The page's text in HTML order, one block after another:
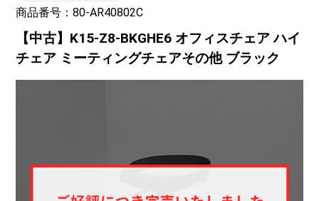
商品番号：80-AR40802C
【中古】K15-Z8-BKGHE6 オフィスチェア ハイ
チェア ミーティングチェアその他 ブラック